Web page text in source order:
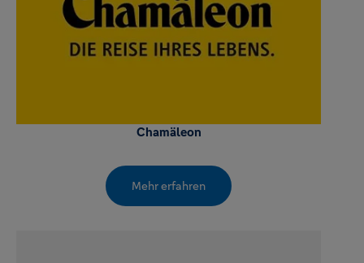
Chamäleon
Mehr erfahren